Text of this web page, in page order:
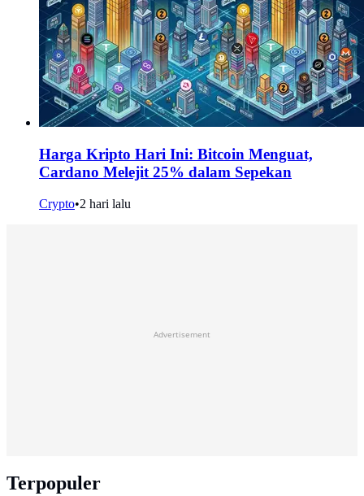
Harga Kripto Hari Ini: Bitcoin Menguat,
Cardano Melejit 25% dalam Sepekan
Crypto•2 hari lalu
Advertisement
Terpopuler